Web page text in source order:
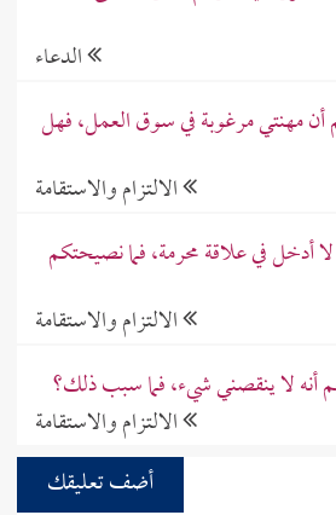
الدعاء
مهنتي مرغوبة في سوق العمل، فهل
الالتزام والاستقامة
أدخل في علاقة محرمة، فما نصيحتكم
الالتزام والاستقامة
أنه لا ينقصني شيء، فما سبب ذلك؟
الالتزام والاستقامة
أضف تعليقك